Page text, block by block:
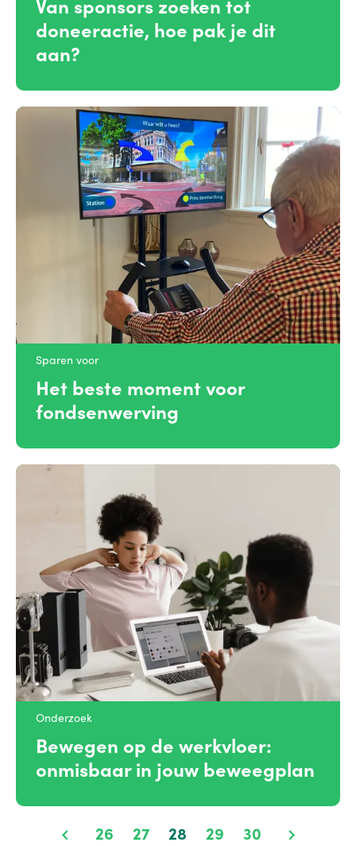
Van sponsors zoeken tot
doneeractie, hoe pak je dit
aan?
Sparen voor
Het beste moment voor
fondsenwerving
Onderzoek
Bewegen op de werkvloer:
onmisbaar in jouw beweegplan
26 27 28 29 30